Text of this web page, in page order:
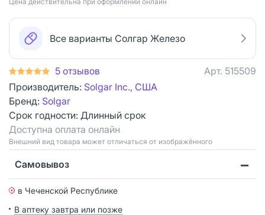
Все варианты Солгар Железо
5 отзывов Арт. 515509
Производитель: Solgar Inc., США
Бренд: Solgar
Срок годности: Длинный срок
Доступна оплата онлайн
Bнешний вид товара может отличаться от изображённого
Самовывоз
в Чеченской Республике
В аптеку завтра или позже